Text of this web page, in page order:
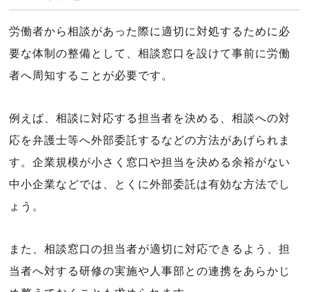
労働者から相談があった際に適切に対処するために必
要な体制の整備として、相談窓口を設けて事前に労働
者へ周知することが必要です。
例えば、相談に対応する担当者を決める、相談への対
応を弁護士等へ外部委託するなどの方法があげられま
す。企業規模が小さく窓口や担当を決める余裕がない
中小企業などでは、とくに外部委託は有効な方法でし
ょう。
また、相談窓口の担当者が適切に対応できるよう、担
当者へ対する研修の実施や人事部との連携をあらかじ